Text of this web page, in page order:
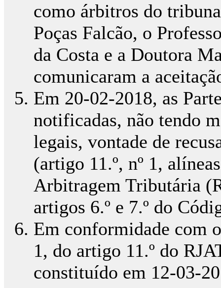
como árbitros do
Poças Falcão, o
da Costa e a Doutora
comunicaram a
Em 20-02-2018, as
notificadas, não tendo
legais, vontade de
(artigo 11.º, nº 1,
Arbitragem Tributária
artigos 6.º e 7.º do
Em conformidade com
1, do artigo 11.º do
constituído em 12-03-